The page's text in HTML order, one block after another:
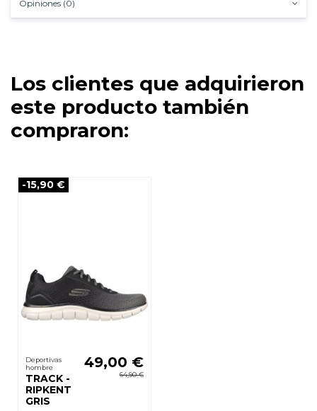
Opiniones (0)
Los clientes que adquirieron
este producto también
compraron:
-15,90 €
Deportivas
hombre
TRACK -
RIPKENT
GRIS
49,00 €
64,90 €